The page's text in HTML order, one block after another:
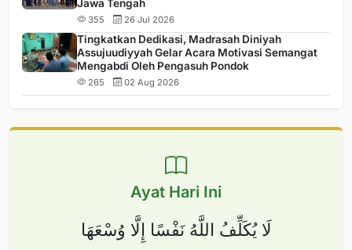
Jawa Tengah
355 26 Jul 2026
Tingkatkan Dedikasi, Madrasah Diniyah
Assujuudiyyah Gelar Acara Motivasi Semangat
Mengabdi Oleh Pengasuh Pondok
265 02 Aug 2026
Ayat Hari Ini
لَا يُكَلِّفُ اللَّهُ نَفْسًا إِلَّا وُسْعَهَا